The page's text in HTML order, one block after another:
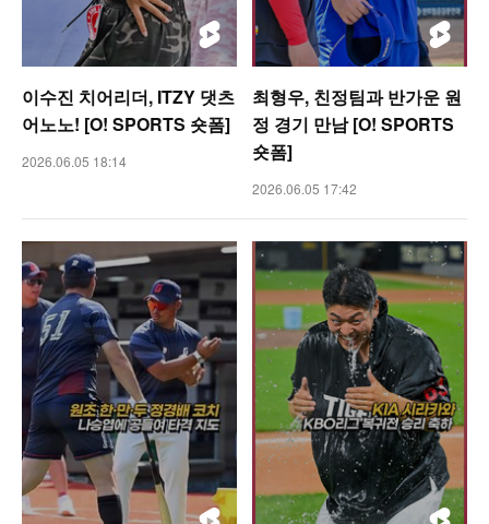
이수진 치어리더, ITZY 댓츠
어노노! [O! SPORTS 숏폼]
2026.06.05 18:14
최형우, 친정팀과 반가운 원
정 경기 만남 [O! SPORTS
숏폼]
2026.06.05 17:42